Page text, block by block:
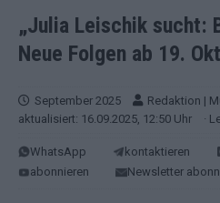
„Julia Leischik sucht:
Neue Folgen ab 19.
September 2025 Redaktion |
aktualisiert: 16.09.2025, 12:50 Uhr
·
WhatsApp kontaktieren
abonnieren
Newsletter